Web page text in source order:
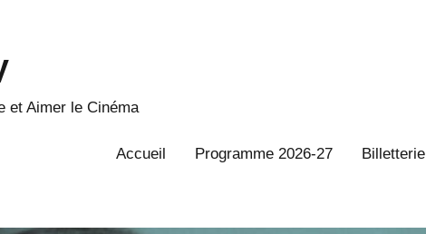
et Aimer le Cinéma
Accueil Programme 2026-27 Billetterie